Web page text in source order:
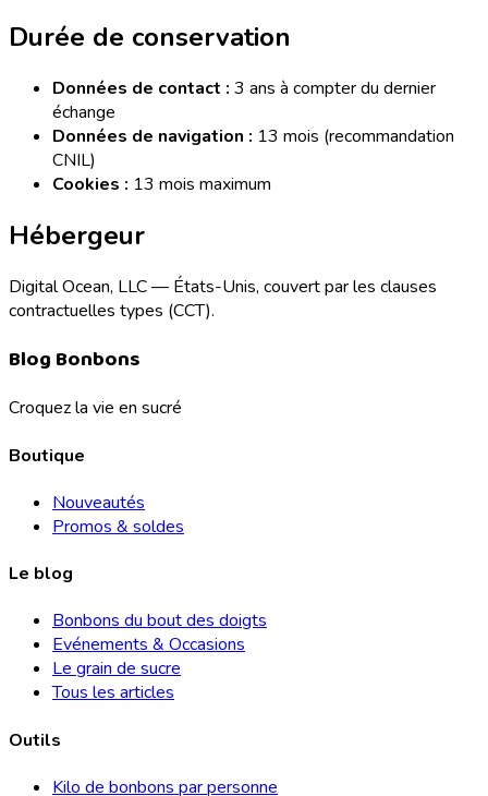
Durée de conservation
Données de contact : 3 ans à compter du dernier
échange
Données de navigation : 13 mois (recommandation
CNIL)
Cookies : 13 mois maximum
Hébergeur
Digital Ocean, LLC — États-Unis, couvert par les clauses
contractuelles types (CCT).
Blog Bonbons
Croquez la vie en sucré
Boutique
Nouveautés
Promos & soldes
Le blog
Bonbons du bout des doigts
Evénements & Occasions
Le grain de sucre
Tous les articles
Outils
Kilo de bonbons par personne